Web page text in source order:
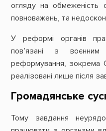
огляду на обмеженість
повноважень, та
У реформі органів
пов’язані з
реформування, зокрема
реалізовані лише після
Громадянське
Тому завдання